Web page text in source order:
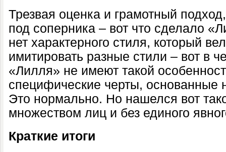
Трезвая оценка и грамотный
под соперника – вот что сделало
нет характерного стиля, который
имитировать разные стили – вот в
«Лилля» не имеют такой
специфические черты, основанные
Это нормально. Но нашелся вот
множеством лиц и без единого
Краткие итоги